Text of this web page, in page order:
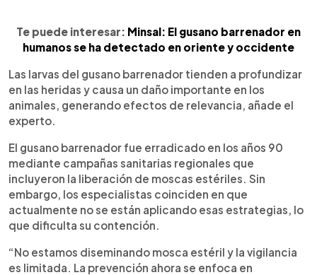
Te puede interesar: Minsal: El gusano barrenador en
humanos se ha detectado en oriente y occidente
Las larvas del gusano barrenador tienden a profundizar
en las heridas y causa un daño importante en los
animales, generando efectos de relevancia, añade el
experto.
El gusano barrenador fue erradicado en los años 90
mediante campañas sanitarias regionales que
incluyeron la liberación de moscas estériles. Sin
embargo, los especialistas coinciden en que
actualmente no se están aplicando esas estrategias, lo
que dificulta su contención.
“No estamos diseminando mosca estéril y la vigilancia
es limitada. La prevención ahora se enfoca en